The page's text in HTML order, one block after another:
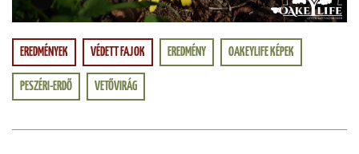
EREDMÉNYEK VÉDETT FAJOK EREDMÉNY OAKEYLIFE KÉPEK
PESZÉRI-ERDŐ VETŐVIRÁG